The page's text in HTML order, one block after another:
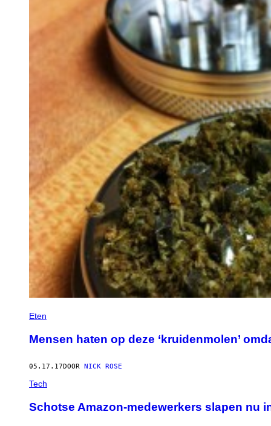
Eten
Mensen haten op deze ‘kruidenmolen’
05.17.17DOOR NICK ROSE
Tech
Schotse Amazon-medewerkers slapen nu